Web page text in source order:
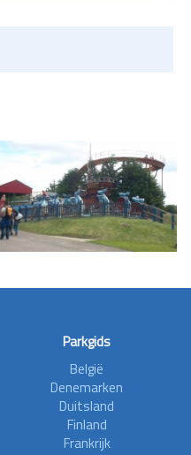
Parkgids
België
Denemarken
Duitsland
Finland
Frankrijk